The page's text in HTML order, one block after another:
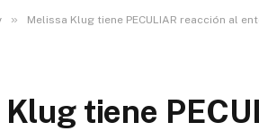
» Melissa Klug tiene PECULIAR reacción al
tiene